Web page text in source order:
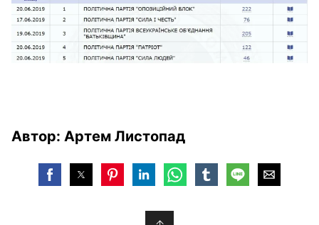
Автор: Артем Листопад